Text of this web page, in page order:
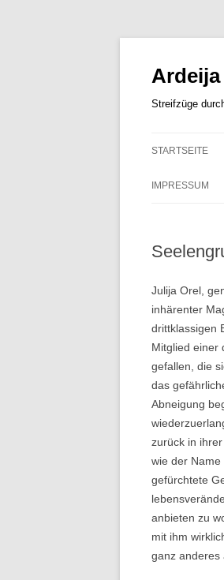
Ardeija
Streifzüge
STARTSEITE
IMPRESSUM
Julija Orel,
inhärenter
drittklassigen
Mitglied einer
gefallen, die
das
Abneigung
zurück in
wie der
gefürchtete
anbieten zu
mit ihm
ganz anderes